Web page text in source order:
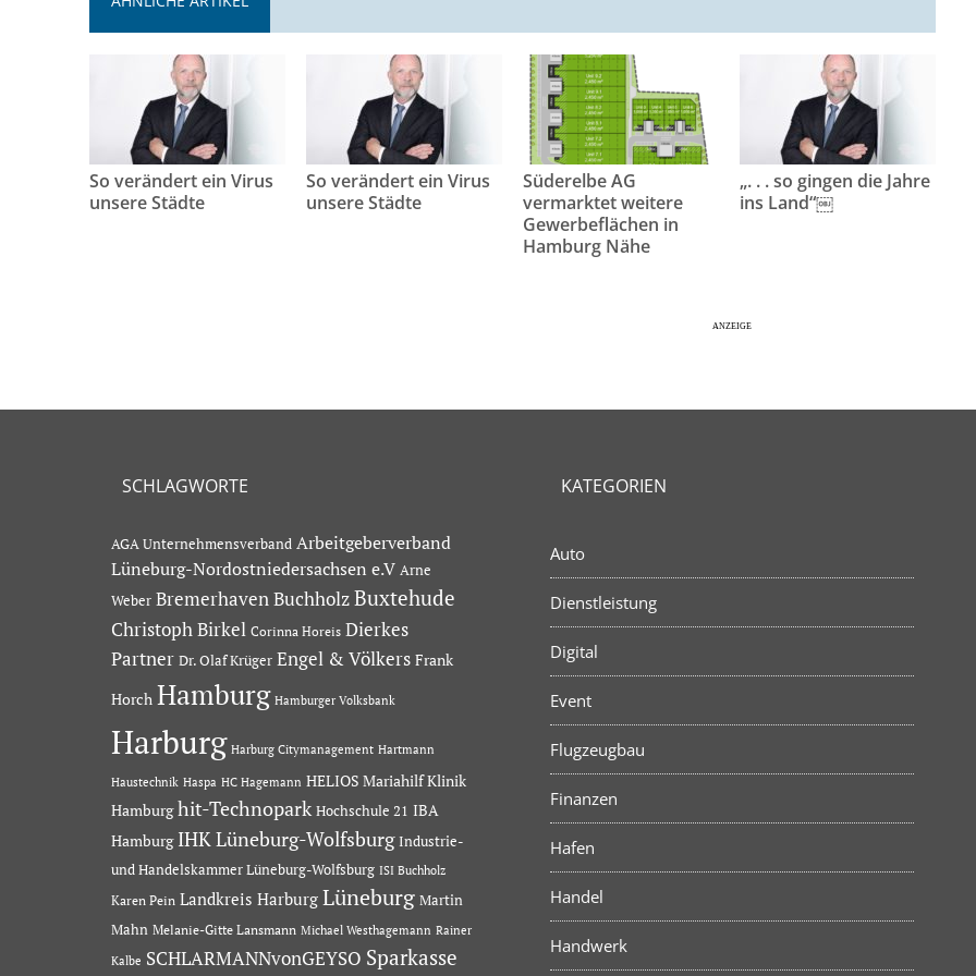
So verändert ein Virus
unsere Städte
So verändert ein Virus
unsere Städte
Süderelbe AG
vermarktet weitere
Gewerbeflächen in
Hamburg Nähe
„. . . so gingen die Jahre
ins Land“￼
SCHLAGWORTE
AGA Unternehmensverband Arbeitgeberverband
Lüneburg-Nordostniedersachsen e.V Arne
Weber BremerhavenBuchholzBuxtehude
Christoph Birkel Corinna Horeis Dierkes
Partner Dr. Olaf Krüger Engel & Völkers Frank
Horch Hamburg Hamburger Volksbank
Harburg Harburg Citymanagement Hartmann
Haustechnik Haspa HC Hagemann HELIOS Mariahilf Klinik
Hamburg hit-Technopark Hochschule 21 IBA
Hamburg IHK Lüneburg-Wolfsburg Industrie-
und Handelskammer Lüneburg-Wolfsburg ISI Buchholz
Karen Pein Landkreis Harburg Lüneburg Martin
Mahn Melanie-Gitte Lansmann Michael Westhagemann Rainer
Kalbe SCHLARMANNvonGEYSO Sparkasse
KATEGORIEN
Auto
Dienstleistung
Digital
Event
Flugzeugbau
Finanzen
Hafen
Handel
Handwerk